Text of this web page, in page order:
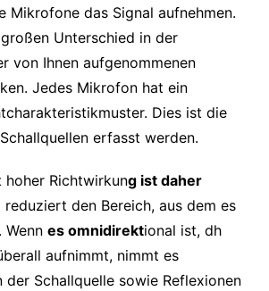
Mikrofone das Signal aufnehmen.
Unterschied in der
von Ihnen aufgenommenen
Jedes Mikrofon hat ein
Dies ist die
erfasst werden.
Richtwirkung ist daher
den Bereich, aus dem es
Wenn es omnidirektional ist, dh
aufnimmt, nimmt es
der Schallquelle sowie Reflexionen